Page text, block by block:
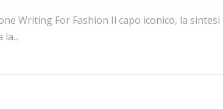
Writing For Fashion Il capo iconico, la